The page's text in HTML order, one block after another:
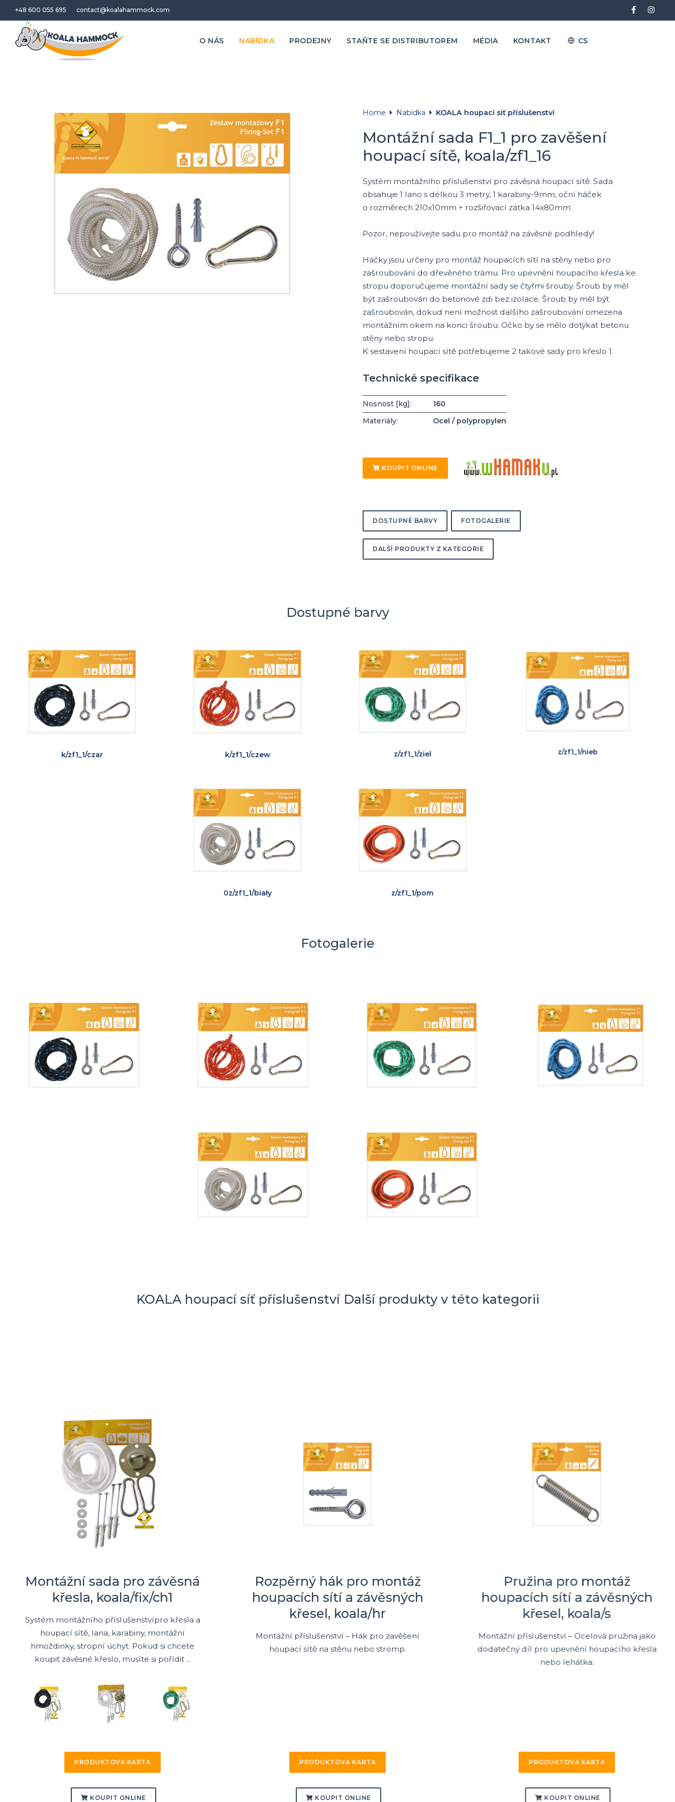
+48 600 055 695 contact@koalahammock.com
O NÁS NABÍDKA PRODEJNY STAŇTE SE DISTRIBUTOREM MÉDIA KONTAKT CS
Home Nabídka KOALA houpací síť příslušenství
Montážní sada F1_1 pro zavěšení
houpací sítě, koala/zf1_16
Systém montážního příslušenství pro závěsná houpací sítě. Sada
obsahuje 1 lano s délkou 3 metry, 1 karabiny-9mm, oční háček
o rozměrech 210x10mm + rozšiřovací zátka 14x80mm.
Pozor, nepoužívejte sadu pro montáž na závěsné podhledy!
Háčky jsou určeny pro montáž houpacích sítí na stěny nebo pro
zašroubování do dřevěného trámu. Pro upevnění houpacího křesla ke
stropu doporučujeme montážní sady se čtyřmi šrouby. Šroub by měl
být zašroubován do betonové zdi bez izolace. Šroub by měl být
zašroubován, dokud není možnost dalšího zašroubování omezena
montážním okem na konci šroubu. Očko by se mělo dotýkat betonu
stěny nebo stropu.
K sestavení houpací sítě potřebujeme 2 takové sady pro křeslo 1.
Technické specifikace
Nosnost [kg]:
160
Materiály:
Ocel / polypropylen
KOUPIT ONLINE
DOSTUPNÉ BARVY FOTOGALERIE
DALŠÍ PRODUKTY Z KATEGORIE
Dostupné barvy
k/zf1_1/czar k/zf1_1/czew z/zf1_1/ziel z/zf1_1/nieb
0z/zf1_1/biały z/zf1_1/pom
Fotogalerie
KOALA houpací síť příslušenství Další produkty v této kategorii
Montážní sada pro závěsná
křesla, koala/fix/ch1
Systém montážního příslušenstvípro křesla a
houpací sítě, lana, karabiny, montážní
hmoždinky, stropní úchyt. Pokud si chcete
koupit závěsné křeslo, musíte si pořídit ...
PRODUKTOVÁ KARTA
KOUPIT ONLINE
Rozpěrný hák pro montáž
houpacích sítí a závěsných
křesel, koala/hr
Montážní příslušenství – Hák pro zavěšení
houpací sítě na stěnu nebo stromp.
PRODUKTOVÁ KARTA
KOUPIT ONLINE
Pružina pro montáž
houpacích sítí a závěsných
křesel, koala/s
Montážní příslušenství – Ocelová pružina jako
dodatečný díl pro upevnění houpacího křesla
nebo lehátka.
PRODUKTOVÁ KARTA
KOUPIT ONLINE